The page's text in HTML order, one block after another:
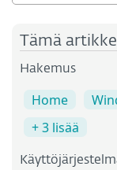
Tämä
Hakemus
Home
+ 3 lisää